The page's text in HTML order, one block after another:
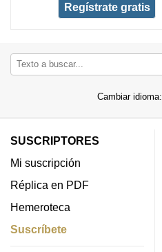
Regístrate gratis
Cambiar idioma:
SUSCRIPTORES
Mi suscripción
Réplica en PDF
Hemeroteca
Suscríbete